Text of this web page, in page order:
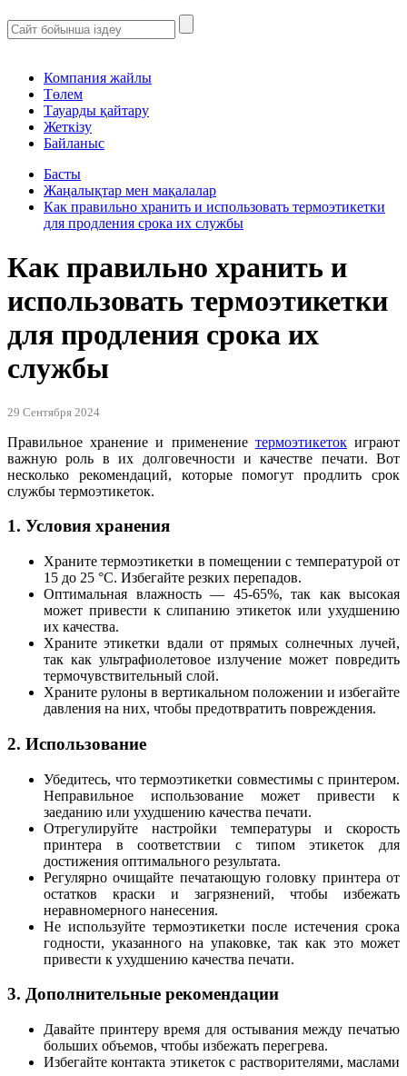
Компания жайлы
Төлем
Тауарды қайтару
Жеткізу
Байланыс
Басты
Жаңалықтар мен мақалалар
Как правильно хранить и использовать термоэтикетки
для продления срока их службы
Как правильно хранить и
использовать термоэтикетки
для продления срока их
службы
29 Сентября 2024
Правильное хранение и применение термоэтикетокиграют
важную роль в их долговечности и качестве печати. Вот
несколько рекомендаций, которые помогут продлить срок
службы термоэтикеток.
1. Условия хранения
Храните термоэтикетки в помещении с температурой от
15 до 25 °C. Избегайте резких перепадов.
Оптимальная влажность — 45-65%, так как высокая
может привести к слипанию этикеток или ухудшению
их качества.
Храните этикетки вдали от прямых солнечных лучей,
так как ультрафиолетовое излучение может повредить
термочувствительный слой.
Храните рулоны в вертикальном положении и избегайте
давления на них, чтобы предотвратить повреждения.
2. Использование
Убедитесь, что термоэтикетки совместимы с принтером.
Неправильное использование может привести к
заеданию или ухудшению качества печати.
Отрегулируйте настройки температуры и скорость
принтера в соответствии с типом этикеток для
достижения оптимального результата.
Регулярно очищайте печатающую головку принтера от
остатков краски и загрязнений, чтобы избежать
неравномерного нанесения.
Не используйте термоэтикетки после истечения срока
годности, указанного на упаковке, так как это может
привести к ухудшению качества печати.
3. Дополнительные рекомендации
Давайте принтеру время для остывания между печатью
больших объемов, чтобы избежать перегрева.
Избегайте контакта этикеток с растворителями, маслами